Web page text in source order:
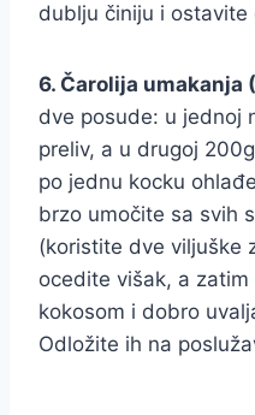
dublju činiju i
6. Čarolija umakanja
dve posude: u jednoj
preliv, a u drugoj
po jednu kocku
brzo umočite sa svih
(koristite dve viljuške
ocedite višak, a
kokosom i dobro
Odložite ih na